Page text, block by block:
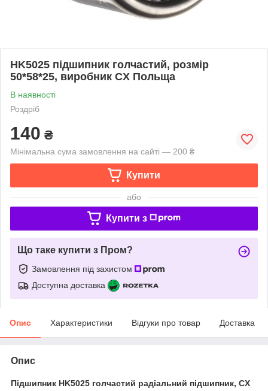
HK5025 підшипник голчастий, розмір
50*58*25, виробник CX Польща
В наявності
Роздріб
140 ₴
Мінімальна сума замовлення на сайті — 200 ₴
Купити
або
Купити з
Що таке купити з Пром?
Замовлення під захистом
Доступна доставка
Опис Характеристики Відгуки про товар Доставка
Опис
Підшипник HK5025 голчастий радіальний підшипник, CX